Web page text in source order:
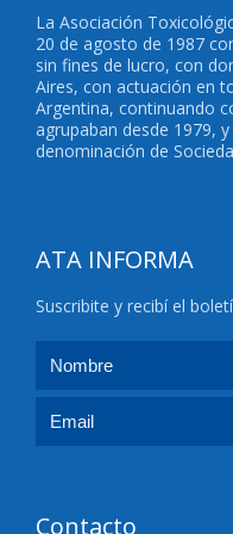
La Asociación
20 de agosto de 1987
sin fines de lucro, con
Aires, con actuación en
Argentina, continuando
agrupaban desde 1979,
denominación de
ATA INFORMA
Suscribite y recibí el
Contacto